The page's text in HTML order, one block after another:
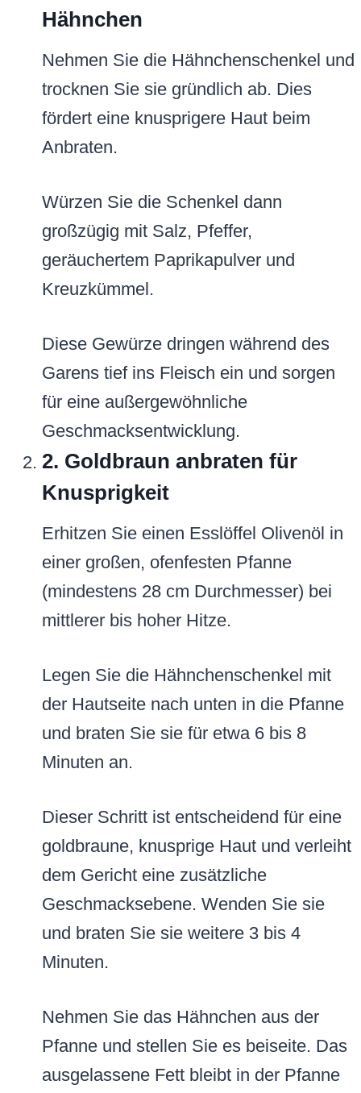
Hähnchen
Nehmen Sie die Hähnchenschenkel und
trocknen Sie sie gründlich ab. Dies
fördert eine knusprigere Haut beim
Anbraten.
Würzen Sie die Schenkel dann
großzügig mit Salz, Pfeffer,
geräuchertem Paprikapulver und
Kreuzkümmel.
Diese Gewürze dringen während des
Garens tief ins Fleisch ein und sorgen
für eine außergewöhnliche
Geschmacksentwicklung.
2. Goldbraun anbraten für
Knusprigkeit
Erhitzen Sie einen Esslöffel Olivenöl in
einer großen, ofenfesten Pfanne
(mindestens 28 cm Durchmesser) bei
mittlerer bis hoher Hitze.
Legen Sie die Hähnchenschenkel mit
der Hautseite nach unten in die Pfanne
und braten Sie sie für etwa 6 bis 8
Minuten an.
Dieser Schritt ist entscheidend für eine
goldbraune, knusprige Haut und verleiht
dem Gericht eine zusätzliche
Geschmacksebene. Wenden Sie sie
und braten Sie sie weitere 3 bis 4
Minuten.
Nehmen Sie das Hähnchen aus der
Pfanne und stellen Sie es beiseite. Das
ausgelassene Fett bleibt in der Pfanne